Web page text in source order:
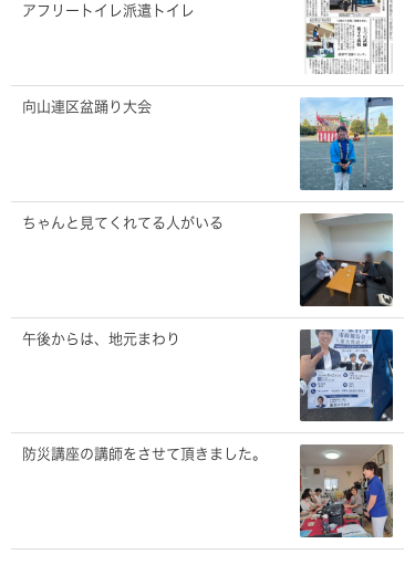
アフリートイレ派遣トイレ
向山連区盆踊り大会
ちゃんと見てくれてる人がいる
午後からは、地元まわり
防災講座の講師をさせて頂きました。